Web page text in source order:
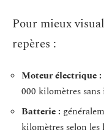
Pour mieux
repères :
Moteur électrique :
000 kilomètres
Batterie :
kilomètres selon les